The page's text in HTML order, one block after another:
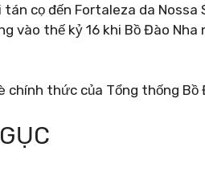
cọ đến Fortaleza da
vào thế kỷ 16 khi Bồ Đào
chính thức của Tổng thống Bồ